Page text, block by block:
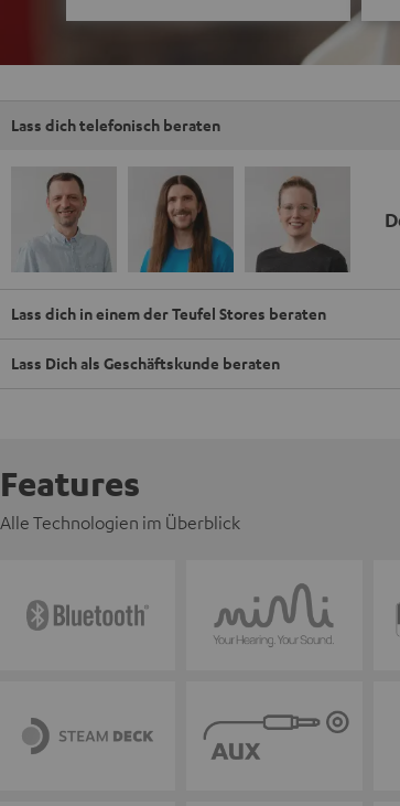
Lass dich telefonisch beraten
Lass dich in einem der Teufel Stores beraten
Lass Dich als Geschäftskunde beraten
Features
Alle Technologien im Überblick